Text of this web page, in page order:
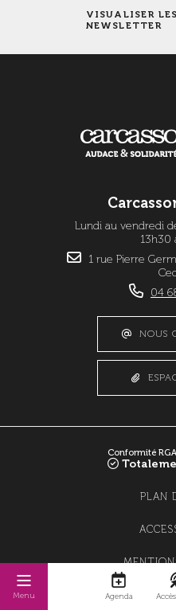
Menu Agenda
VISUALISER
NEWSLETTER
Lundi au vendredi
13h30
1 rue Pierre
04
NOUS
Conformité
PLAN
POLITIQUE DE